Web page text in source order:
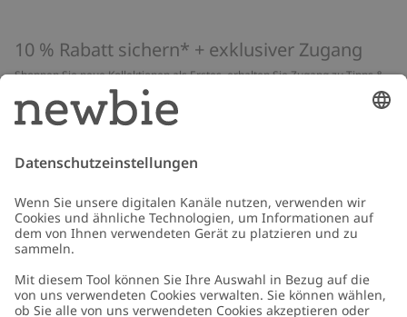
10 % Rabatt sichern* + exklusiver Zugang
Shoppen Sie neue Kollektionen als Erstes, erhalten Sie Zugang zu Tipps &
Guides und profitieren Sie von exklusiven Angeboten
*Gilt nur für deine erste Bestellung und ist nicht mit anderen Rabatten
oder Angeboten kombinierbar. Gilt nicht für limitierte Artikel. Lies unsere
Schicken